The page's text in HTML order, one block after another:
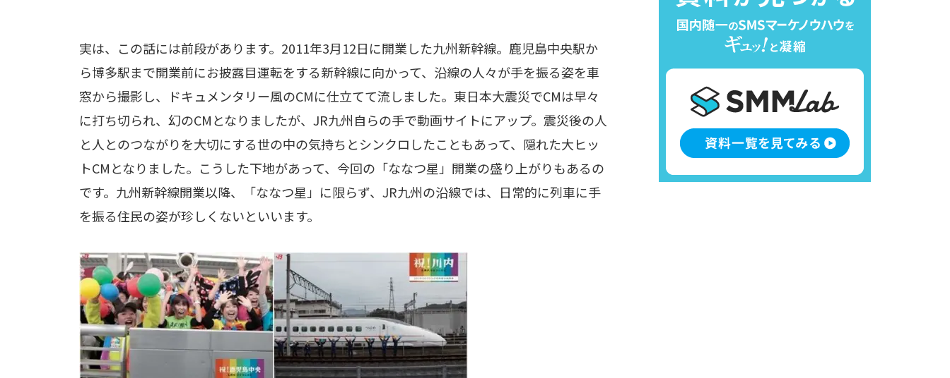
実は、この話には前段があります。2011年3月12日に開業した九州新幹線。鹿児島中央駅か
ら博多駅まで開業前にお披露目運転をする新幹線に向かって、沿線の人々が手を振る姿を車
窓から撮影し、ドキュメンタリー風のCMに仕立てて流しました。東日本大震災でCMは早々
に打ち切られ、幻のCMとなりましたが、JR九州自らの手で動画サイトにアップ。震災後の人
と人とのつながりを大切にする世の中の気持ちとシンクロしたこともあって、隠れた大ヒッ
トCMとなりました。こうした下地があって、今回の「ななつ星」開業の盛り上がりもあるの
です。九州新幹線開業以降、「ななつ星」に限らず、JR九州の沿線では、日常的に列車に手
を振る住民の姿が珍しくないといいます。